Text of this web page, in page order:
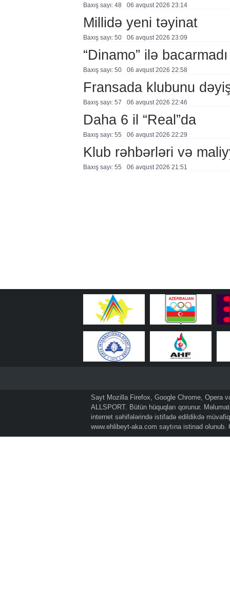
Baxış sayı: 48 06 avqust 2026 23:14
Millidə yeni təyinat
Baxış sayı: 50 06 avqust 2026 23:09
“Dinamo” ilə bacarmadı
Baxış sayı: 50 06 avqust 2026 22:58
Fransada klubunu
Baxış sayı: 57 06 avqust 2026 22:46
Daha 6 il “Real”da
Baxış sayı: 55 06 avqust 2026 22:29
Klub rəhbərləri və
Baxış sayı: 55 06 avqust 2026 21:51
Sayt Mozilla Firefox, Google Chrome, Opera
ALLSPORT. Bütün hüquqları qorunur.
internet səhifələrində istifadə edildikdə
www.ehlibeyt-aka.com saytına istinad olunub.